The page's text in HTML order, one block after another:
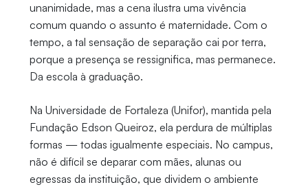
unanimidade, mas a cena ilustra uma vivência
comum quando o assunto é maternidade. Com o
tempo, a tal sensação de separação cai por terra,
porque a presença se ressignifica, mas permanece.
Da escola à graduação.
Na Universidade de Fortaleza (Unifor), mantida pela
Fundação Edson Queiroz, ela perdura de múltiplas
formas — todas igualmente especiais. No campus,
não é difícil se deparar com mães, alunas ou
egressas da instituição, que dividem o ambiente